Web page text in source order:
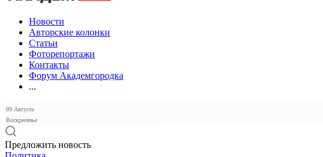
Новости
Авторские колонки
Статьи
Фоторепортажи
Контакты
Форум Академгородка
...
09 Августа
Воскресенье
Предложить новость